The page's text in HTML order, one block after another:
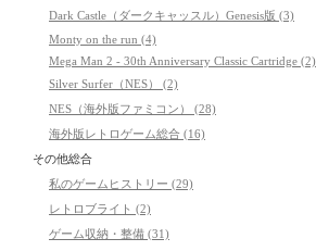
Dark Castle（ダークキャッスル）Genesis版 (3)
Monty on the run (4)
Mega Man 2 - 30th Anniversary Classic Cartridge (2)
Silver Surfer（NES） (2)
NES（海外版ファミコン） (28)
海外版レトロゲーム総合 (16)
その他総合
私のゲームヒストリー (29)
レトロブライト (2)
ゲーム収納・整備 (31)